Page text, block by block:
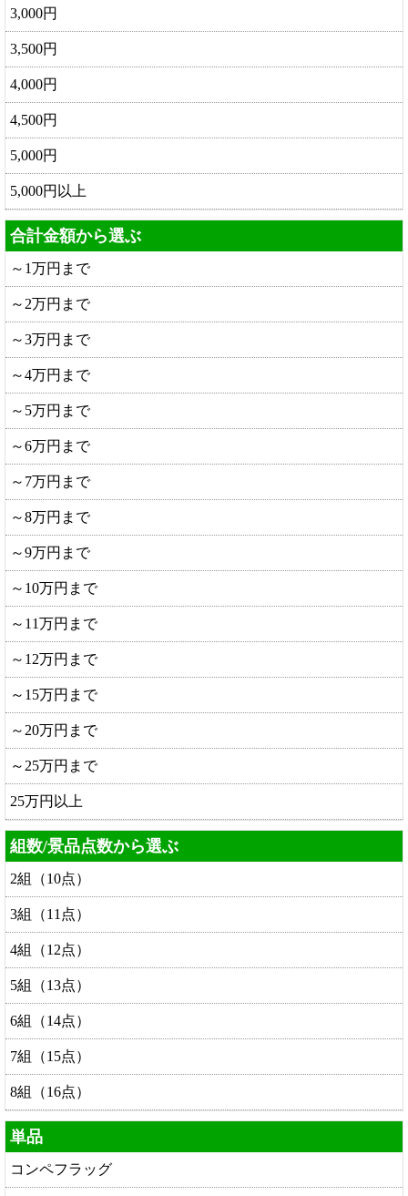
3,000円
3,500円
4,000円
4,500円
5,000円
5,000円以上
合計金額から選ぶ
～1万円まで
～2万円まで
～3万円まで
～4万円まで
～5万円まで
～6万円まで
～7万円まで
～8万円まで
～9万円まで
～10万円まで
～11万円まで
～12万円まで
～15万円まで
～20万円まで
～25万円まで
25万円以上
組数/景品点数から選ぶ
2組（10点）
3組（11点）
4組（12点）
5組（13点）
6組（14点）
7組（15点）
8組（16点）
単品
コンペフラッグ